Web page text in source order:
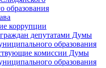
образования
коррупции
депутатами Думы
образования
комиссии Думы
образования